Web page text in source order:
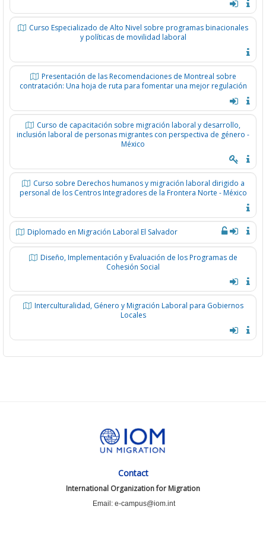
Curso Especializado de Alto Nivel sobre programas binacionales
y políticas de movilidad laboral
Presentación de las Recomendaciones de Montreal sobre
contratación: Una hoja de ruta para fomentar una mejor regulación
Curso de capacitación sobre migración laboral y desarrollo,
inclusión laboral de personas migrantes con perspectiva de género -
México
Curso sobre Derechos humanos y migración laboral dirigido a
personal de los Centros Integradores de la Frontera Norte - México
Diplomado en Migración Laboral El Salvador
Diseño, Implementación y Evaluación de los Programas de
Cohesión Social
Interculturalidad, Género y Migración Laboral para Gobiernos
Locales
Contact
International Organization for Migration
Email: e-campus@iom.int